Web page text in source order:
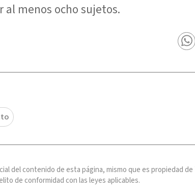
menos ocho sujetos.
del contenido de esta página, mismo que es propiedad
de conformidad con las leyes aplicables.